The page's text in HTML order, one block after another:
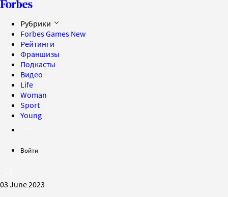
Рубрики
Forbes Games New
Рейтинги
Франшизы
Подкасты
Видео
Life
Woman
Sport
Young
Войти
03 June 2023